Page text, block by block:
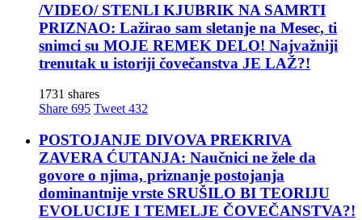
/VIDEO/ STENLI KJUBRIK NA SAMRTI
PRIZNAO: Lažirao sam sletanje na Mesec, ti
snimci su MOJE REMEK DELO! Najvažniji
trenutak u istoriji čovečanstva JE LAŽ?!
1731 shares
Share 695 Tweet 432
POSTOJANJE DIVOVA PREKRIVA
ZAVERA ĆUTANJA: Naučnici ne žele da
govore o njima, priznanje postojanja
dominantnije vrste SRUŠILO BI TEORIJU
EVOLUCIJE I TEMELJE ČOVEČANSTVA?!